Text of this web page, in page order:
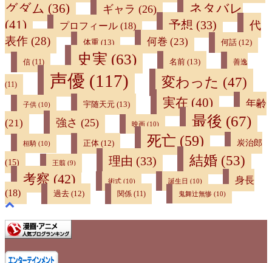
グダム (36) ギャラ (26)
ネタバレ
(41)
プロフィール (18) 予想 (33)
代
表作 (28) 体重 (13) 何巻 (23) 何話 (12)
信 (11) 史実 (63) 名前 (13) 善逸
(11) 声優 (117) 変わった (47)
子供 (10) 宇随天元 (13) 実在 (40)
年齢
(21)
強さ (25) 映画 (10) 最後 (67)
桓騎 (10) 正体 (12) 死亡 (59)
炭治郎
(15)
王翦 (9) 理由 (33) 結婚 (53)
考察 (42) 術式 (10) 誕生日 (10)
身長
(18)
過去 (12) 関係 (11) 鬼舞辻無惨 (10)